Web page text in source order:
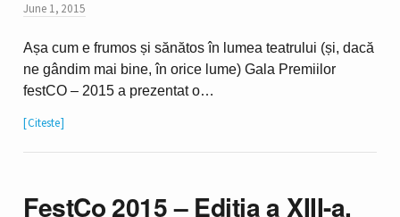
June 1, 2015
Așa cum e frumos și sănătos în lumea teatrului (și, dacă
ne gândim mai bine, în orice lume) Gala Premiilor
festCO – 2015 a prezentat o…
Citeste
FestCo 2015 – Ediția a XIII-a,